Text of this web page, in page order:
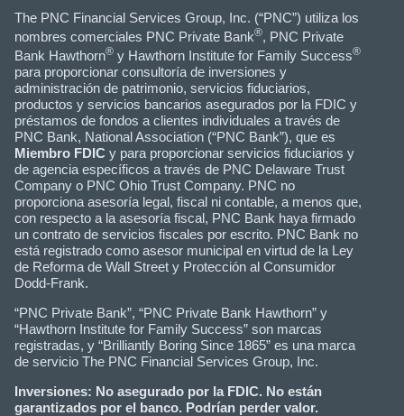
The PNC Financial Services Group, Inc. (“PNC”) utiliza los
nombres comerciales PNC Private Bank®, PNC Private
Bank Hawthorn® y Hawthorn Institute for Family Success®
para proporcionar consultoría de inversiones y
administración de patrimonio, servicios fiduciarios,
productos y servicios bancarios asegurados por la FDIC y
préstamos de fondos a clientes individuales a través de
PNC Bank, National Association (“PNC Bank”), que es
Miembro FDIC y para proporcionar servicios fiduciarios y
de agencia específicos a través de PNC Delaware Trust
Company o PNC Ohio Trust Company. PNC no
proporciona asesoría legal, fiscal ni contable, a menos que,
con respecto a la asesoría fiscal, PNC Bank haya firmado
un contrato de servicios fiscales por escrito. PNC Bank no
está registrado como asesor municipal en virtud de la Ley
de Reforma de Wall Street y Protección al Consumidor
Dodd-Frank.
“PNC Private Bank”, “PNC Private Bank Hawthorn” y
“Hawthorn Institute for Family Success” son marcas
registradas, y “Brilliantly Boring Since 1865” es una marca
de servicio The PNC Financial Services Group, Inc.
Inversiones: No asegurado por la FDIC. No están
garantizados por el banco. Podrían perder valor.